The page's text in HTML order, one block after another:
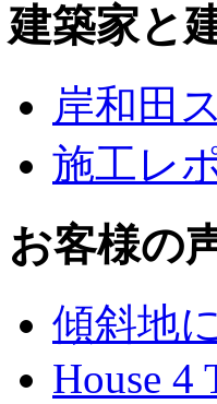
建築家と
岸和田
施工レ
お客様の
傾斜地
House 4